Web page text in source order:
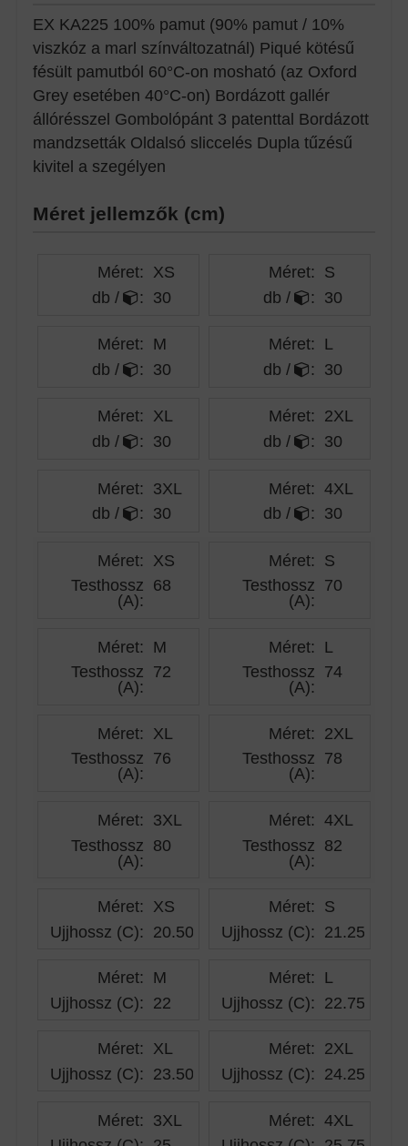
EX KA225 100% pamut (90% pamut / 10%
viszkóz a marl színváltozatnál) Piqué kötésű
fésült pamutból 60°C-on mosható (az Oxford
Grey esetében 40°C-on) Bordázott gallér
állórésszel Gombolópánt 3 patenttal Bordázott
mandzsetták Oldalsó sliccelés Dupla tűzésű
kivitel a szegélyen
Méret jellemzők (cm)
Méret: XS
db /
: 30
Méret: S
db /
: 30
Méret: M
db /
: 30
Méret: L
db /
: 30
Méret: XL
db /
: 30
Méret: 2XL
db /
: 30
Méret: 3XL
db /
: 30
Méret: 4XL
db /
: 30
Méret: XS
Testhossz
(A):
68
Méret: S
Testhossz
(A):
70
Méret: M
Testhossz
(A):
72
Méret: L
Testhossz
(A):
74
Méret: XL
Testhossz
(A):
76
Méret: 2XL
Testhossz
(A):
78
Méret: 3XL
Testhossz
(A):
80
Méret: 4XL
Testhossz
(A):
82
Méret: XS
Ujjhossz (C): 20.50
Méret: S
Ujjhossz (C): 21.25
Méret: M
Ujjhossz (C): 22
Méret: L
Ujjhossz (C): 22.75
Méret: XL
Ujjhossz (C): 23.50
Méret: 2XL
Ujjhossz (C): 24.25
Méret: 3XL
Méret: 4XL